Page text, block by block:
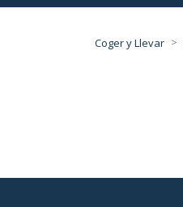
Coger y Llevar >